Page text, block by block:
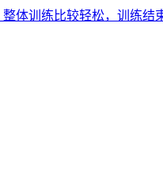
体训练比较轻松，训练结